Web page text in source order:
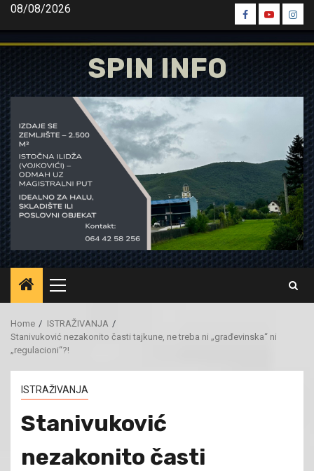
Skip
content
08/08/2026
Spin
Facebook
Spin
Youtube
Spin
SPIN INFO
Primary
Menu
Home
ISTRAŽIVANJA
Stanivuković nezakonito časti tajkune, ne treba ni „građevinska“ ni
„regulacioni“?!
ISTRAŽIVANJA
Stanivuković
nezakonito časti